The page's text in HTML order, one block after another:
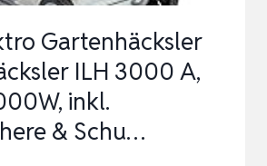
Gartenhäcksler
ILH 3000 A,
inkl.
& Schu…